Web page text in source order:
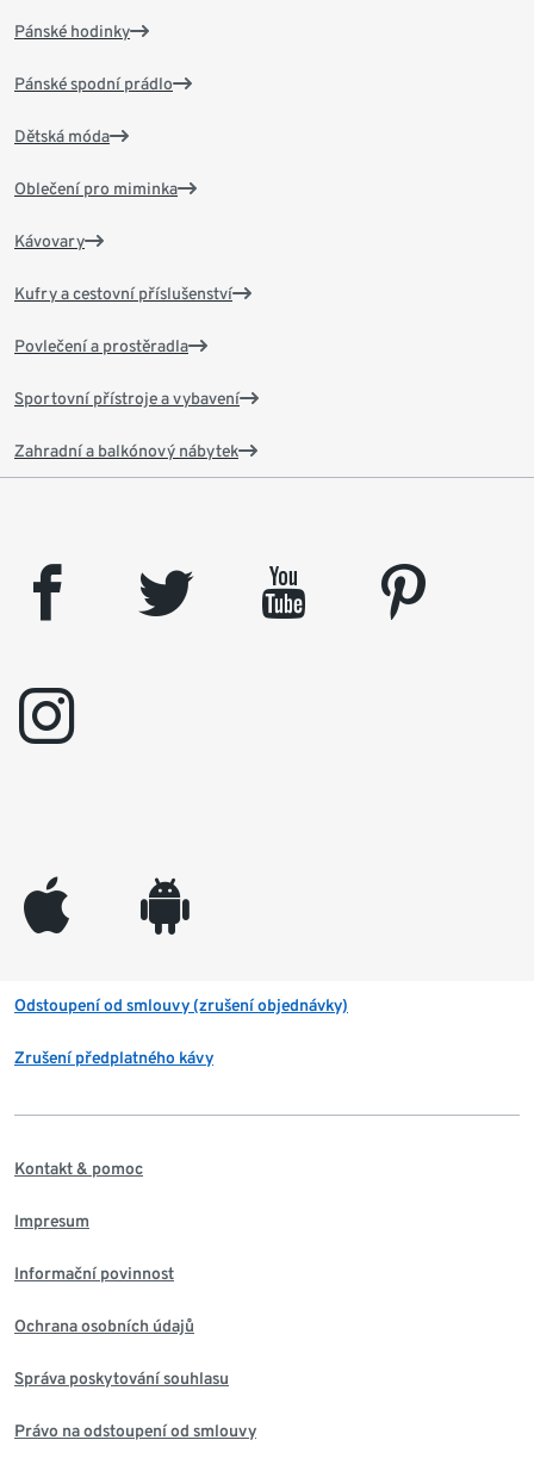
Pánské hodinky
Pánské spodní prádlo
Dětská móda
Oblečení pro miminka
Kávovary
Kufry a cestovní příslušenství
Povlečení a prostěradla
Sportovní přístroje a vybavení
Zahradní a balkónový nábytek
facebook twitter youtube
pinterest
instagram
appleinc android
Odstoupení od smlouvy (zrušení objednávky)
Zrušení předplatného kávy
Kontakt & pomoc
Impresum
Informační povinnost
Ochrana osobních údajů
Správa poskytování souhlasu
Právo na odstoupení od smlouvy